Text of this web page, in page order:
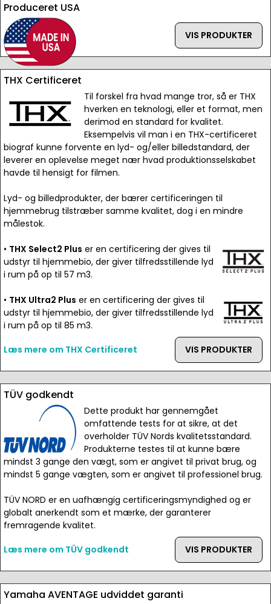
Produceret USA
VIS PRODUKTER
THX Certificeret
Til forskel fra hvad mange tror, så er THX
hverken en teknologi, eller et format, men
derimod en standard for kvalitet.
Eksempelvis vil man i en THX-certificeret
biograf kunne forvente en lyd- og/eller billedstandard, der
leverer en oplevelse meget nær hvad produktionsselskabet
havde til hensigt for filmen.
Lyd- og billedprodukter, der bærer certificeringen til
hjemmebrug tilstræber samme kvalitet, dog i en mindre
målestok.
• THX Select2 Plus er en certificering der gives til
udstyr til hjemmebio, der giver tilfredsstillende lyd
i rum på op til 57 m3.
• THX Ultra2 Plus er en certificering der gives til
udstyr til hjemmebio, der giver tilfredsstillende lyd
i rum på op til 85 m3.
Læs mere om THX Certificeret
VIS PRODUKTER
TÜV godkendt
Dette produkt har gennemgået
omfattende tests for at sikre, at det
overholder TÜV Nords kvalitetsstandard.
Produkterne testes til at kunne bære
mindst 3 gange den vægt, som er angivet til privat brug, og
mindst 5 gange vægten, som er angivet til professionel brug.
TÜV NORD er en uafhængig certificeringsmyndighed og er
globalt anerkendt som et mærke, der garanterer
fremragende kvalitet.
Læs mere om TÜV godkendt
VIS PRODUKTER
Yamaha AVENTAGE udviddet garanti